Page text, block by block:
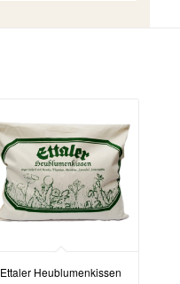
Ettaler Heublumenkissen